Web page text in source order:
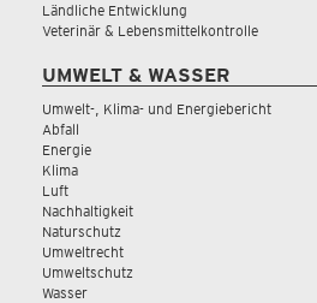
Ländliche Entwicklung
Veterinär & Lebensmittelkontrolle
UMWELT & WASSER
Umwelt-, Klima- und Energiebericht
Abfall
Energie
Klima
Luft
Nachhaltigkeit
Naturschutz
Umweltrecht
Umweltschutz
Wasser